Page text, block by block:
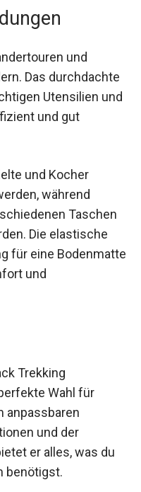
Ausstattung ab.
und
Das
es, alle wichtigen
verstauen.
und Kocher
während
werden. Die
Halterung für eine
Komfort
Trekking
Wahl für
anpassbaren
und der
er alles, was du